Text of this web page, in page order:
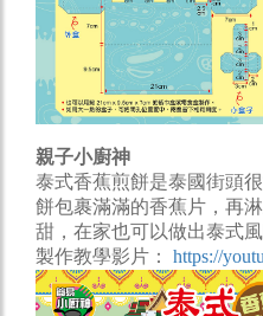
親子小廚神
泰式香蕉煎餅是泰國街頭
餅包裹滿滿的香蕉片，再
甜，在家也可以做出泰式風
製作教學影片： https://